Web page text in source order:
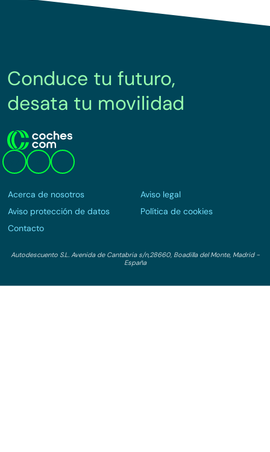
Conduce tu futuro,
desata tu movilidad
Acerca de nosotros
Aviso legal
Aviso protección de datos
Política de cookies
Contacto
Autodescuento S.L. Avenida de Cantabria s/n,28660, Boadilla del Monte, Madrid -
España